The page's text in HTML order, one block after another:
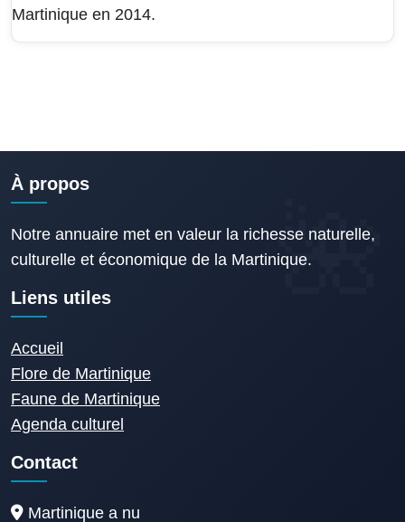
Martinique en 2014.
À propos
Notre annuaire met en valeur la richesse naturelle,
culturelle et économique de la Martinique.
Liens utiles
Accueil
Flore de Martinique
Faune de Martinique
Agenda culturel
Contact
Martinique a nu